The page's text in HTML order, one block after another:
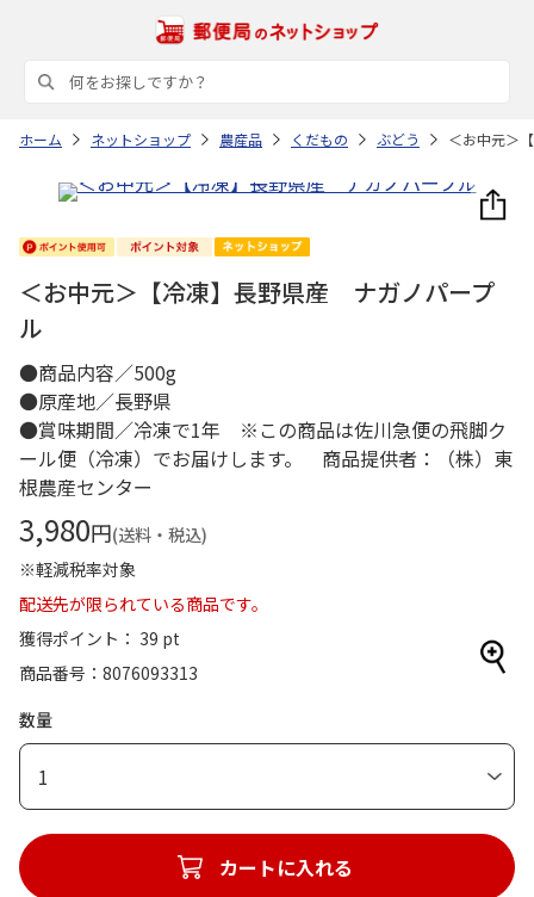
ホーム ネットショップ 農産品 くだもの ぶどう ＜お中元＞
＜お中元＞【冷凍】長野県産 ナガノパープ
ル
●商品内容／500g
●原産地／長野県
●賞味期間／冷凍で1年 ※この商品は佐川急便の飛脚ク
ール便（冷凍）でお届けします。 商品提供者：（株）東
根農産センター
3,980円(送料・税込)
※軽減税率対象
配送先が限られている商品です。
獲得ポイント： 39 pt
商品番号
8076093313
数量
1
カートに入れる